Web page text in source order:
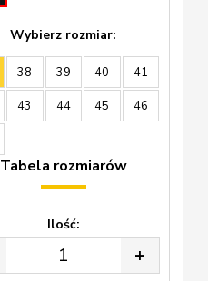
Wybierz rozmiar:
38 39 40 41
43 44 45 46
Tabela rozmiarów
Ilość:
+